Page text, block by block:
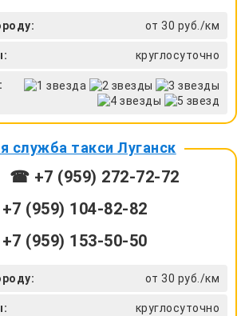
от 30 руб./км
круглосуточно
служба такси Луганск
☎ +7 (959) 272-72-72
(959) 104-82-82
(959) 153-50-50
от 30 руб./км
круглосуточно